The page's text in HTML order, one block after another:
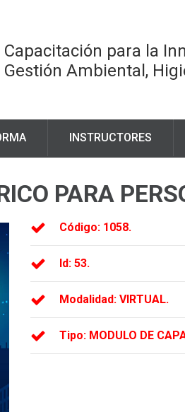
Capacitación para la
Gestión Ambiental,
INSTRUCTORES
PARA
Código: 1058.
Id: 53.
Modalidad: VIRTUAL.
Tipo: MODULO DE